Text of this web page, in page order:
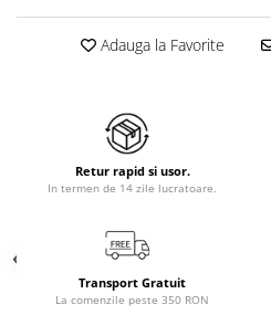
Adauga la Favorite
Retur rapid si usor.
In termen de 14 zile lucratoare.
Transport Gratuit
La comenzile peste 350 RON